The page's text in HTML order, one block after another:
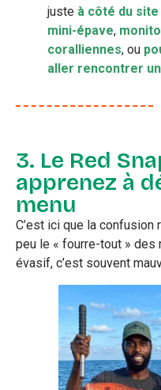
juste à côté du
mini-épave,
coralliennes, ou
aller rencontrer
3. Le Red
apprenez à
menu
C’est ici que la confusion
peu le « fourre-tout » des
évasif, c’est souvent